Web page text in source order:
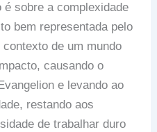
é sobre a complexidade
bem representada pelo
de um mundo
causando o
e levando ao
restando aos
de trabalhar duro